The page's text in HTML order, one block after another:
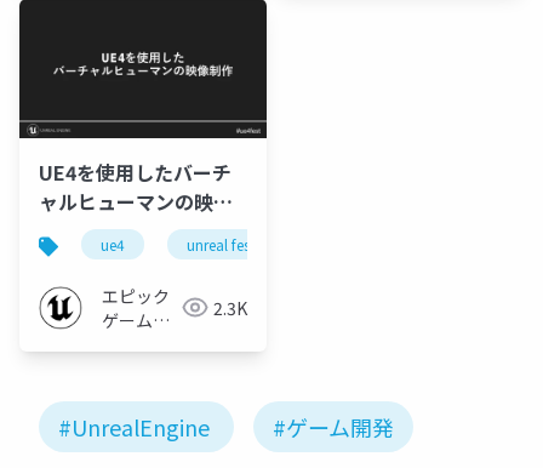
UE4を使用したバーチ
ャルヒューマンの映像
制作 【UNREAL FEST
EXTREME 2021
SUMMER】
ue4 unreal fest
エピック
ゲームズ
2.3K
#UnrealEngine #ゲーム開発